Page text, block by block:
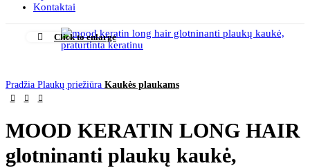
Kontaktai
Click to enlarge
Pradžia Plaukų priežiūra Kaukės plaukams
MOOD KERATIN LONG HAIR
glotninanti plaukų kaukė,